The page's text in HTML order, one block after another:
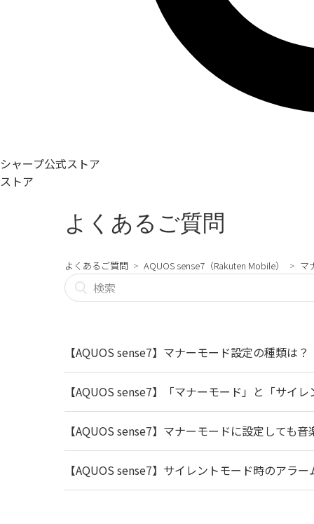
シャープ公式ストア
ストア
よくあるご質問
よくあるご質問 AQUOS sense7（Rakuten Mobile） マ
【AQUOS sense7】マナーモード設定の種類は？
【AQUOS sense7】「マナーモード」と「サイ
【AQUOS sense7】マナーモードに設定しても
【AQUOS sense7】サイレントモード時のアラ